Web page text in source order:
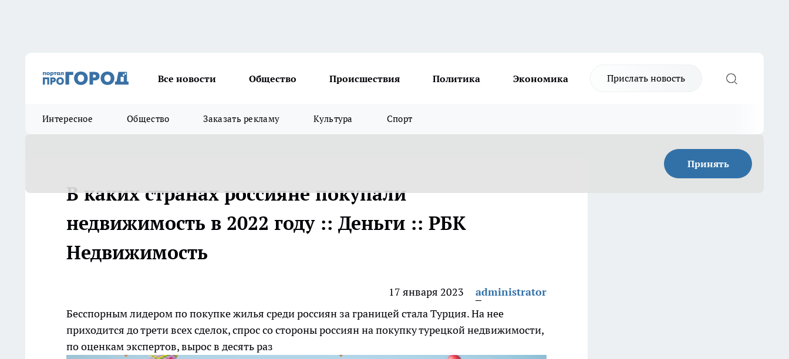
Все новости Общество Происшествия Политика Экономика Прислать новость
Интересное Общество Заказать рекламу Культура Спорт
Принять
В каких странах россияне покупали
недвижимость в 2022 году :: Деньги :: РБК
Недвижимость
17 января 2023
administrator
Бесспорным лидером по покупке жилья среди россиян за границей стала Турция. На нее
приходится до трети всех сделок, спрос со стороны россиян на покупку турецкой недвижимости,
по оценкам экспертов, вырос в десять раз